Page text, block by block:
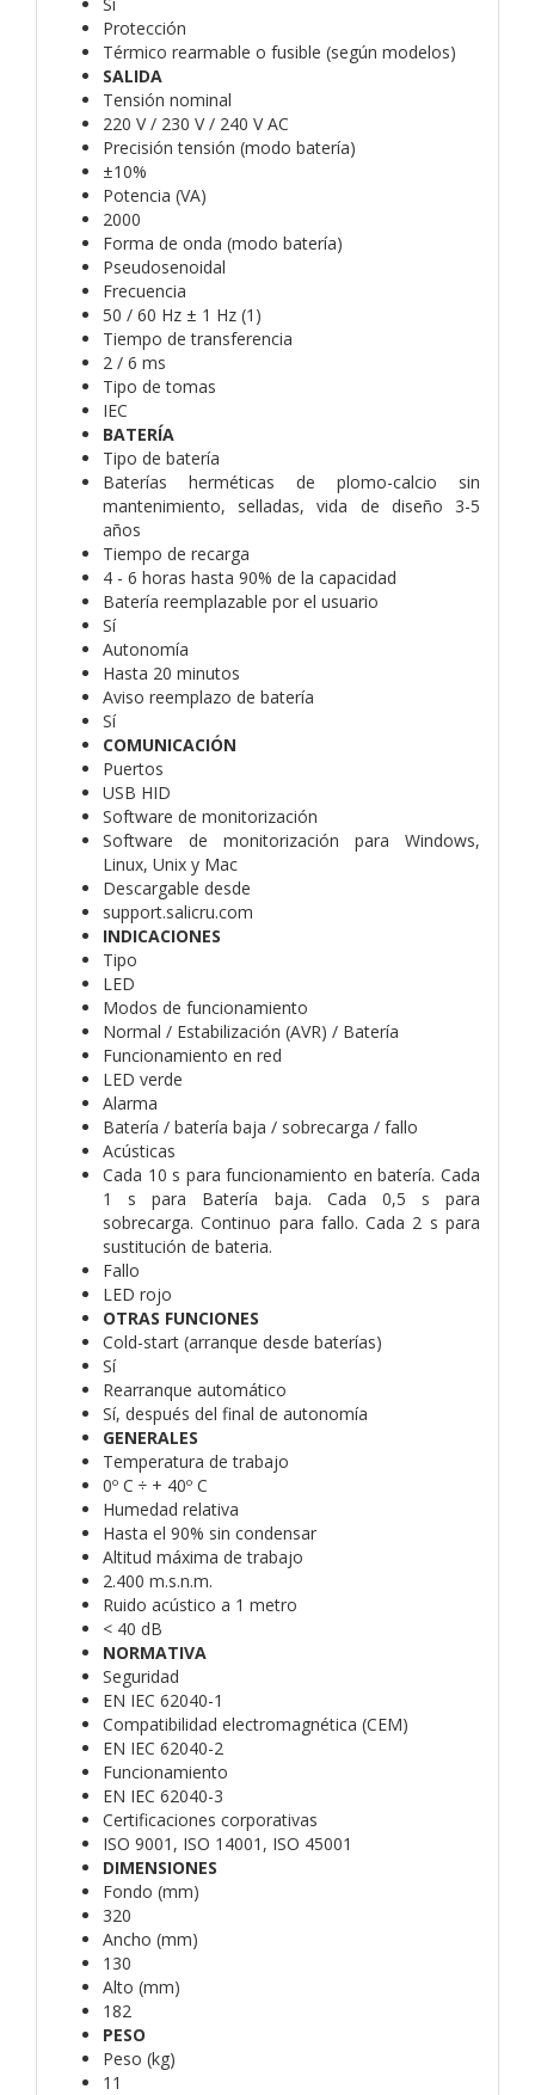
Protección
Térmico rearmable o fusible (según modelos)
SALIDA
Tensión nominal
220 V / 230 V / 240 V AC
Precisión tensión (modo batería)
±10%
Potencia (VA)
2000
Forma de onda (modo batería)
Pseudosenoidal
Frecuencia
50 / 60 Hz ± 1 Hz (1)
Tiempo de transferencia
2 / 6 ms
Tipo de tomas
IEC
BATERÍA
Tipo de batería
Baterías herméticas de plomo-calcio sin
mantenimiento, selladas, vida de diseño 3-5
años
Tiempo de recarga
4 - 6 horas hasta 90% de la capacidad
Batería reemplazable por el usuario
Sí
Autonomía
Hasta 20 minutos
Aviso reemplazo de batería
Sí
COMUNICACIÓN
Puertos
USB HID
Software de monitorización
Software de monitorización para Windows,
Linux, Unix y Mac
Descargable desde
support.salicru.com
INDICACIONES
Tipo
LED
Modos de funcionamiento
Normal / Estabilización (AVR) / Batería
Funcionamiento en red
LED verde
Alarma
Batería / batería baja / sobrecarga / fallo
Acústicas
Cada 10 s para funcionamiento en batería. Cada
1 s para Batería baja. Cada 0,5 s para
sobrecarga. Continuo para fallo. Cada 2 s para
sustitución de bateria.
Fallo
LED rojo
OTRAS FUNCIONES
Cold-start (arranque desde baterías)
Sí
Rearranque automático
Sí, después del final de autonomía
GENERALES
Temperatura de trabajo
0º C ÷ + 40º C
Humedad relativa
Hasta el 90% sin condensar
Altitud máxima de trabajo
2.400 m.s.n.m.
Ruido acústico a 1 metro
< 40 dB
NORMATIVA
Seguridad
EN IEC 62040-1
Compatibilidad electromagnética (CEM)
EN IEC 62040-2
Funcionamiento
EN IEC 62040-3
Certificaciones corporativas
ISO 9001, ISO 14001, ISO 45001
DIMENSIONES
Fondo (mm)
320
Ancho (mm)
130
Alto (mm)
182
PESO
Peso (kg)
11